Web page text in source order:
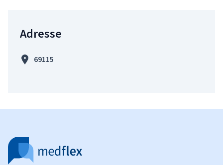
Adresse
69115